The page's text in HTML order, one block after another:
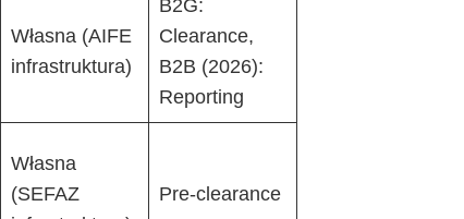
Własna (AIFE
infrastruktura)
B2G:
Clearance,
B2B (2026):
Reporting
Własna
(SEFAZ
Pre-clearance